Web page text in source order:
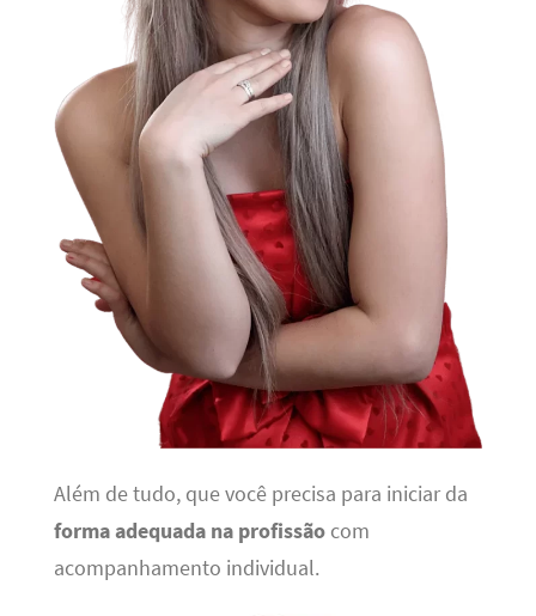
Além de tudo, que você precisa para iniciar da
forma adequada na profissãocom
acompanhamento individual.